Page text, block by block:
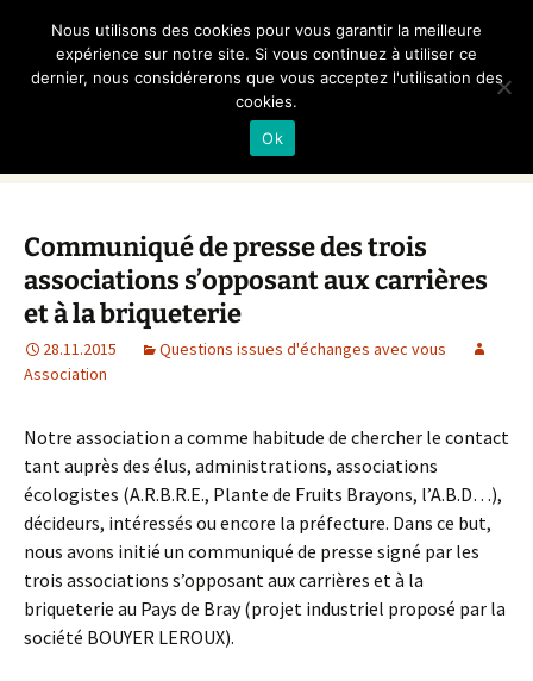
Non aux Carrières et
Briqueteries en Bray
Association loi 1901
au
Communiqué de presse des trois
associations s’opposant aux carrières
et à la briqueterie
28.11.2015
Questions issues d'échanges avec vous
Association
Notre association a comme habitude de chercher le contact
tant auprès des élus, administrations, associations
écologistes (A.R.B.R.E., Plante de Fruits Brayons, l’A.B.D…),
décideurs, intéressés ou encore la préfecture. Dans ce but,
nous avons initié un communiqué de presse signé par les
trois associations s’opposant aux carrières et à la
briqueterie au Pays de Bray (projet industriel proposé par la
société BOUYER LEROUX).
Nous utilisons des cookies pour vous garantir la meilleure
expérience sur notre site. Si vous continuez à utiliser ce
dernier, nous considérerons que vous acceptez l'utilisation des
cookies.
Ok